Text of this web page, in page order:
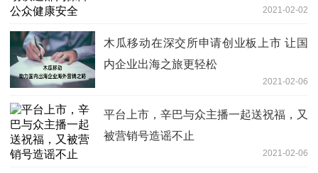
2021-02-02
木瓜移动在深交所申请创业板上市 让国
内企业出海之旅更轻松
2021-02-06
平台上市，辛巴与众主播一起送祝福，又
被营销号造谣不止
2021-02-06